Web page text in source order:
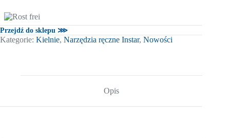
Przejdź do sklepu ⋙
Kategorie: Kielnie, Narzędzia ręczne Instar, Nowości
Opis